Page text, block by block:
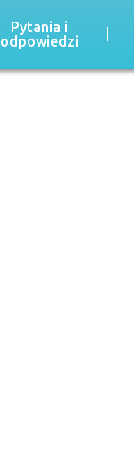
Pytania i
odpowiedzi